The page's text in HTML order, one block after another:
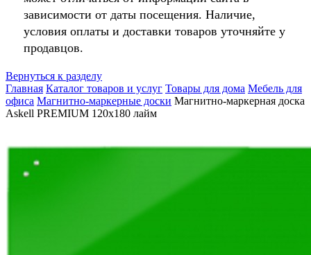
зависимости от даты посещения. Наличие,
условия оплаты и доставки товаров уточняйте у
продавцов.
Вернуться к разделу
Главная Каталог товаров и услуг Товары для дома Мебель для
офиса Магнитно-маркерные доски Магнитно-маркерная доска
Askell PREMIUM 120х180 лайм